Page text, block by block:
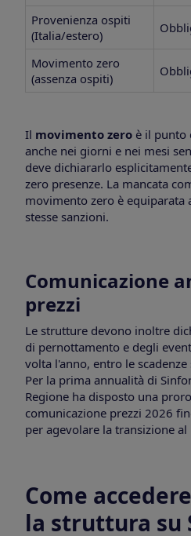
Provenienza ospiti
(Italia/estero)
Movimento zero
(assenza ospiti)
Il movimento zero è il punto
anche nei giorni e nei mesi
deve dichiararlo
zero presenze. La mancata
movimento zero è equiparata
stesse sanzioni.
Comunicazione
prezzi
Le strutture devono inoltre
di pernottamento e degli
volta l'anno, entro le
Per la prima annualità di
Regione ha disposto una
comunicazione prezzi 2026
per agevolare la transizione
Come
la struttura su